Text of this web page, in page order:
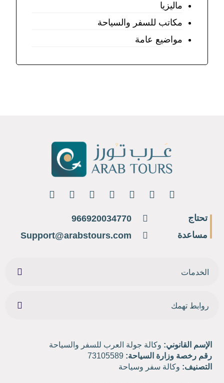
ماليزيا
مكاتب للسفر والسياحة
مواضيع عامة
تحتاج
مساعدة
966920034770
Support@arabstours.com
الخدمات
روابط تهمك
الإسم القانوني: وكالة جولة العرب للسفر والسياحة
رقم رخصة وزارة السياحة:
التصنيف: وكالة سفر وسياحة